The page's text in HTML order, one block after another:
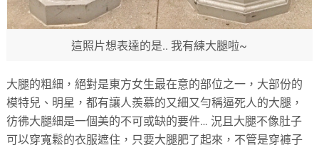
這照片想表達的是.. 我有練大腿啦~
大腿的粗細，絕對是東方女生最在意的部位之一，大部份的
模特兒、明星，都有讓人羨慕的又細又勻稱逼死人的大腿，
彷彿大腿細是一個美的不可或缺的要件… 況且大腿不像肚子
可以穿寬鬆的衣服遮住，只要大腿肥了起來，不管是穿褲子